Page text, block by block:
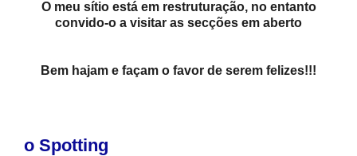
O meu sítio está em restruturação, no entanto
convido-o a visitar as secções em aberto
Bem hajam e façam o favor de serem felizes!!!
o Spotting